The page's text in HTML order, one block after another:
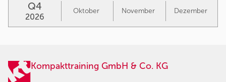
Q4
2026
Oktober November Dezember
Kompakttraining GmbH & Co. KG